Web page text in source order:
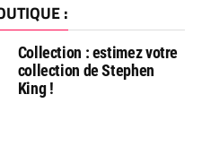
:
Collection : estimez votre
collection de Stephen
King !